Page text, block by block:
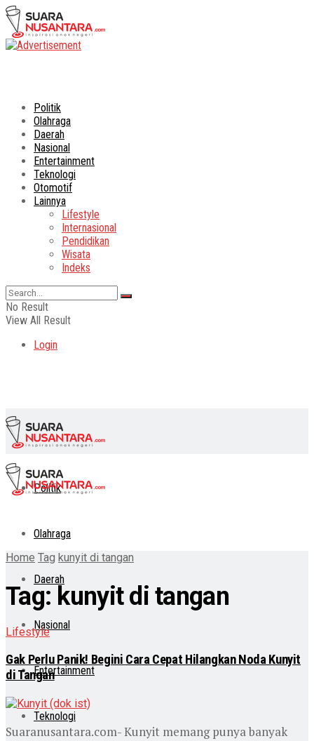
Politik
Olahraga
Daerah
Nasional
Entertainment
Teknologi
Otomotif
Lainnya
Lifestyle
Internasional
Pendidikan
Wisata
Indeks
No Result
View All Result
Login
Politik
Olahraga
Daerah
Nasional
Entertainment
Teknologi
Home Tag kunyit di tangan
Tag: kunyit di tangan
Lifestyle
Gak Perlu Panik! Begini Cara Cepat Hilangkan Noda Kunyit
di Tangan
Suaranusantara.com- Kunyit memang punya banyak